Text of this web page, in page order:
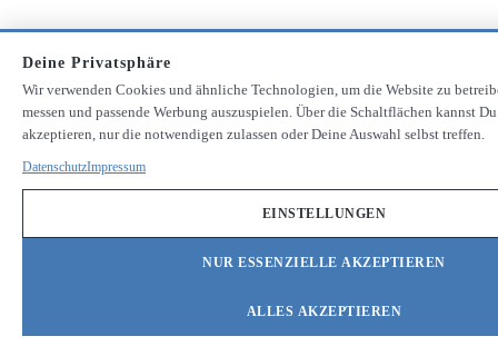
Deine Privatsphäre
Wir verwenden Cookies und ähnliche Technologien, um die Website zu
messen und passende Werbung auszuspielen. Über die Schaltflächen kannst
akzeptieren, nur die notwendigen zulassen oder Deine Auswahl selbst treffen.
DatenschutzImpressum
EINSTELLUNGEN
NUR ESSENZIELLE AKZEPTIEREN
ALLES AKZEPTIEREN